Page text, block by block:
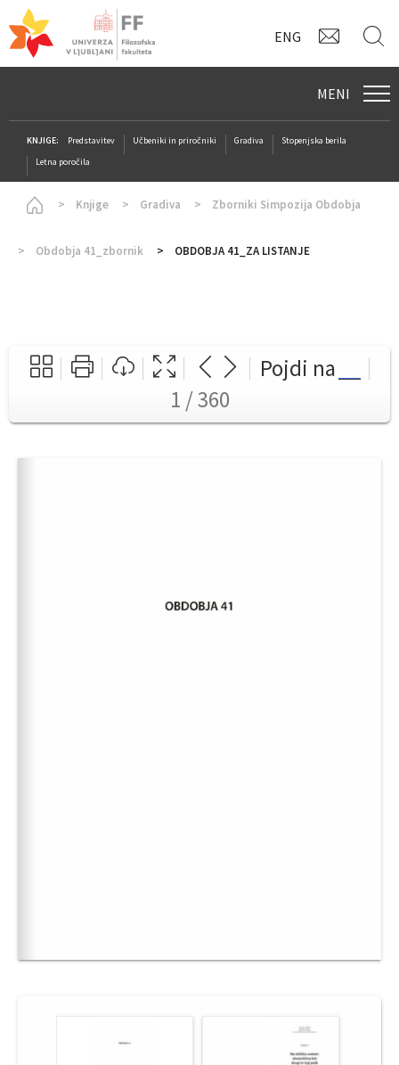
ENG
MENI
KNJIGE: Predstavitev Učbeniki in priročniki Gradiva
Stopenjska berila
Letna poročila
Homepage
Knjige Gradiva Zborniki Simpozija Obdobja
Obdobja 41_zbornik OBDOBJA 41_ZA LISTANJE
Pojdi na
1 / 360